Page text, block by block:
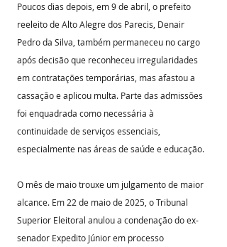
Poucos dias depois, em 9 de abril, o prefeito
reeleito de Alto Alegre dos Parecis, Denair
Pedro da Silva, também permaneceu no cargo
após decisão que reconheceu irregularidades
em contratações temporárias, mas afastou a
cassação e aplicou multa. Parte das admissões
foi enquadrada como necessária à
continuidade de serviços essenciais,
especialmente nas áreas de saúde e educação.
O mês de maio trouxe um julgamento de maior
alcance. Em 22 de maio de 2025, o Tribunal
Superior Eleitoral anulou a condenação do ex-
senador Expedito Júnior em processo